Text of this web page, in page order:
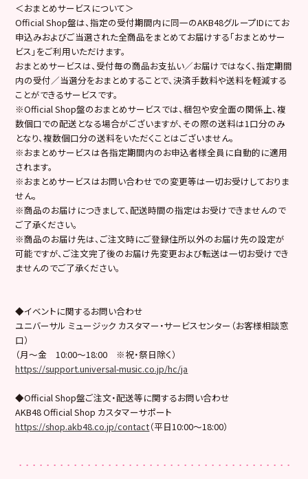
＜おまとめサービスについて＞
Official Shop盤は、指定の受付期間内に同一のAKB48グループIDにてお
申込みおよびご当選された全商品をまとめてお届けする「おまとめサー
ビス」をご利用いただけます。
おまとめサービスは、受付毎の商品お支払い／お届けではなく、指定期間
内の受付／当選分をおまとめすることで、決済手数料や送料を軽減する
ことができるサービスです。
※Official Shop盤のおまとめサービスでは、梱包や安全面の関係上、複
数個口での配送となる場合がございますが、その際の送料は1口分のみ
となり、複数個口分の送料をいただくことはございません。
※おまとめサービスは各指定期間内のお申込者様全員に自動的に適用
されます。
※おまとめサービスはお問い合わせでの変更等は一切お受けしておりま
せん。
※商品のお届けにつきまして、配送時間の指定はお受けできませんので
ご了承ください。
※商品のお届け先は、ご注文時にご登録住所以外のお届け先の設定が
可能ですが、ご注文完了後のお届け先変更および転送は一切お受けでき
ませんのでご了承ください。
◆イベントに関するお問い合わせ
ユニバーサル ミュージック カスタマー・サービスセンター（お客様相談窓
口）
（月～金 10:00～18:00 ※祝・祭日除く）
https://support.universal-music.co.jp/hc/ja
◆Official Shop盤ご注文・配送等に関するお問い合わせ
AKB48 Official Shop カスタマーサポート
https://shop.akb48.co.jp/contact（平日10:00～18:00）